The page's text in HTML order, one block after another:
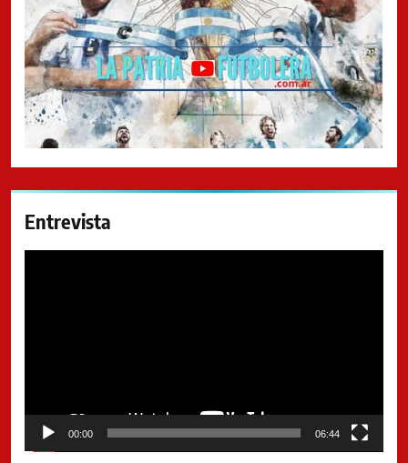
Entrevista
00:00 06:44